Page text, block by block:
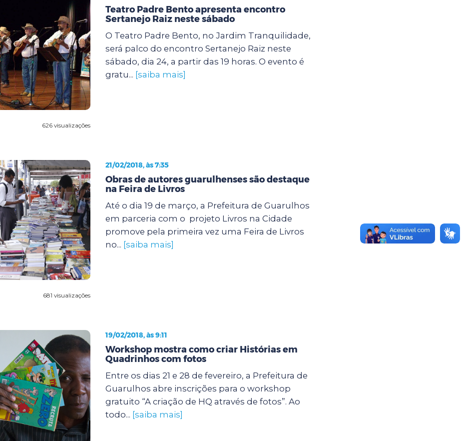
626 visualizações
Teatro Padre Bento apresenta encontro
Sertanejo Raiz neste sábado
O Teatro Padre Bento, no Jardim Tranquilidade,
será palco do encontro Sertanejo Raiz neste
sábado, dia 24, a partir das 19 horas. O evento é
gratu... [saiba mais]
681 visualizações
21/02/2018, às 7:35
Obras de autores guarulhenses são destaque
na Feira de Livros
Até o dia 19 de março, a Prefeitura de Guarulhos
em parceria com o projeto Livros na Cidade
promove pela primeira vez uma Feira de Livros
no... [saiba mais]
19/02/2018, às 9:11
Workshop mostra como criar Histórias em
Quadrinhos com fotos
Entre os dias 21 e 28 de fevereiro, a Prefeitura de
Guarulhos abre inscrições para o workshop
gratuito “A criação de HQ através de fotos”. Ao
todo... [saiba mais]